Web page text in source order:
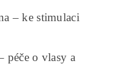
– ke stimulaci
péče o vlasy a